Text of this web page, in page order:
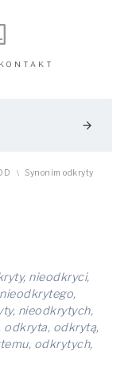
KONTAKT
arrow_forward
\ Synonim odkryty
nieodkryci,
nieodkrytych,
odkryta, odkrytą,
odkrytych,